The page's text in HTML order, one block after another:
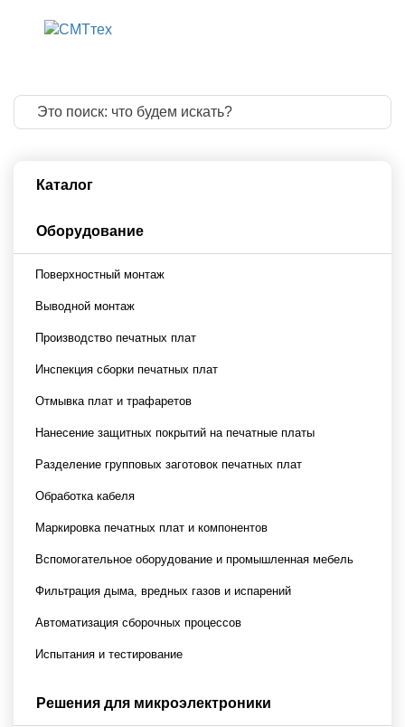
Каталог
Оборудование
Поверхностный монтаж
Выводной монтаж
Производство печатных плат
Инспекция сборки печатных плат
Отмывка плат и трафаретов
Нанесение защитных покрытий на печатные платы
Разделение групповых заготовок печатных плат
Обработка кабеля
Маркировка печатных плат и компонентов
Вспомогательное оборудование и промышленная мебель
Фильтрация дыма, вредных газов и испарений
Автоматизация сборочных процессов
Испытания и тестирование
Решения для микроэлектроники